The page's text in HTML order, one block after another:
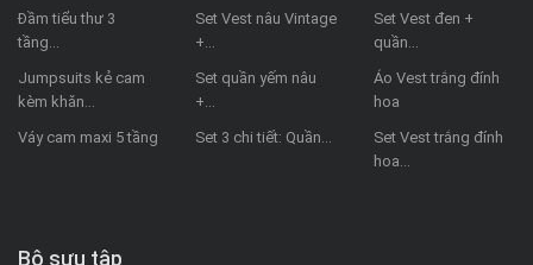
Đầm tiểu thư 3
tầng...
Jumpsuits kẻ cam
kèm khăn...
Váy cam maxi 5 tầng
Set Vest nâu Vintage
+...
Set quần yếm nâu
+...
Set 3 chi tiết: Quần...
Set Vest đen +
quần...
Áo Vest trắng đính
hoa
Set Vest trắng đính
hoa...
Bộ sưu tập